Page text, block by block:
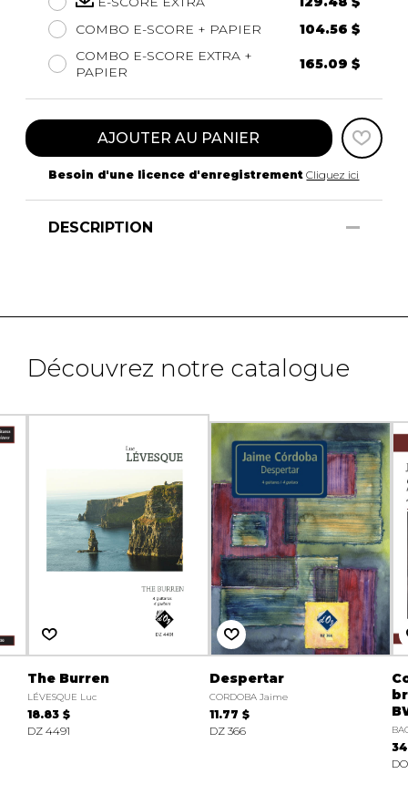
COMBO E-SCORE + PAPIER
104.56 $
COMBO E-SCORE EXTRA +
PAPIER
165.09 $
AJOUTER AU PANIER
Besoin d'une licence d'enregistrement Cliquez ici
DESCRIPTION
Découvrez notre catalogue
The Burren
LÉVESQUE Luc
18.83 $
DZ 4491
Despertar
CORDOBA Jaime
11.77 $
DZ 366